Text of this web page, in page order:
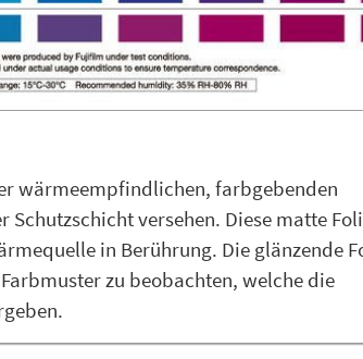
wärmeempfindlichen, farbgebenden
Schutzschicht versehen. Diese matte
in Berührung. Die glänzende
zu beobachten, welche die